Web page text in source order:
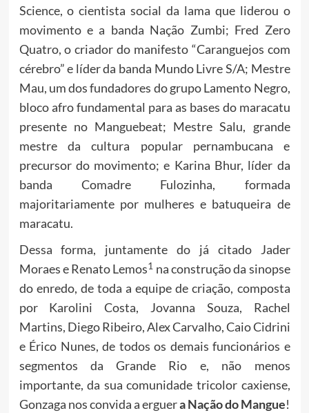
Science, o cientista social da lama que liderou o
movimento e a banda Nação Zumbi; Fred Zero
Quatro, o criador do manifesto “Caranguejos com
cérebro” e líder da banda Mundo Livre S/A; Mestre
Mau, um dos fundadores do grupo Lamento Negro,
bloco afro fundamental para as bases do maracatu
presente no Manguebeat; Mestre Salu, grande
mestre da cultura popular pernambucana e
precursor do movimento; e Karina Bhur, líder da
banda Comadre Fulozinha, formada
majoritariamente por mulheres e batuqueira de
maracatu.
Dessa forma, juntamente do já citado Jader
Moraes e Renato Lemos1 na construção da sinopse
do enredo, de toda a equipe de criação, composta
por Karolini Costa, Jovanna Souza, Rachel
Martins, Diego Ribeiro, Alex Carvalho, Caio Cidrini
e Érico Nunes, de todos os demais funcionários e
segmentos da Grande Rio e, não menos
importante, da sua comunidade tricolor caxiense,
Gonzaga nos convida a erguera Nação do Mangue!